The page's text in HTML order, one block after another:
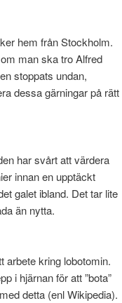
hem från Stockholm.
man ska tro Alfred
stoppats undan,
dessa gärningar på rätt
har svårt att värdera
innan en upptäckt
galet ibland. Det tar lite
än nytta.
arbete kring lobotomin.
i hjärnan för att ”bota”
detta (enl Wikipedia).